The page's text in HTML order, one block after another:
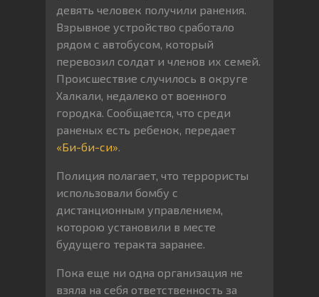
девять человек получили ранения.
Взрывное устройство сработало
рядом с автобусом, который
перевозил солдат и членов их семей.
Происшествие случилось в округе
Халкали, недалеко от военного
городка. Сообщается, что среди
раненых есть ребенок, передает
«Би-би-си».
Полиция полагает, что террористы
использовали бомбу с
дистанционным управлением,
которою установили в месте
будущего теракта заранее.
Пока еще ни одна организация не
взяла на себя ответственность за